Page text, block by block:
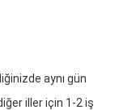
aynı gün
iller için 1-2 iş